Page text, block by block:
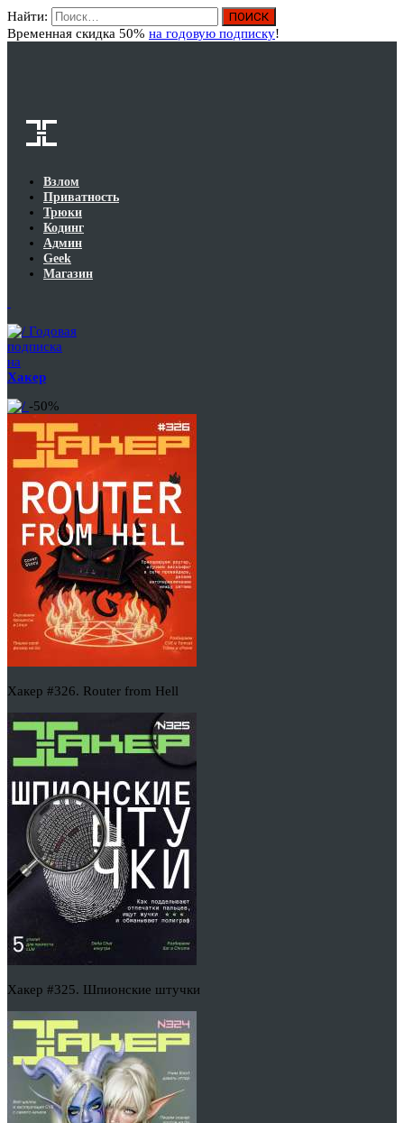
Найти:
Временная скидка 50% на годовую подписку!
Взлом
Приватность
Трюки
Кодинг
Админ
Geek
Магазин
Годовая
подписка
на
Хакер
-50%
Хакер #326. Router from Hell
Хакер #325. Шпионские штучки